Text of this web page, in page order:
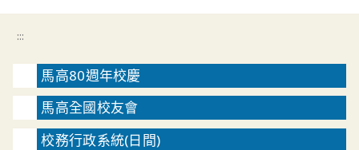
:::
馬高80週年校慶
馬高全國校友會
校務行政系統(日間)